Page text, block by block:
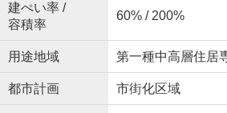
建ぺい率 /
容積率
60% / 200%
用途地域 第一種中高層住居
都市計画 市街化区域